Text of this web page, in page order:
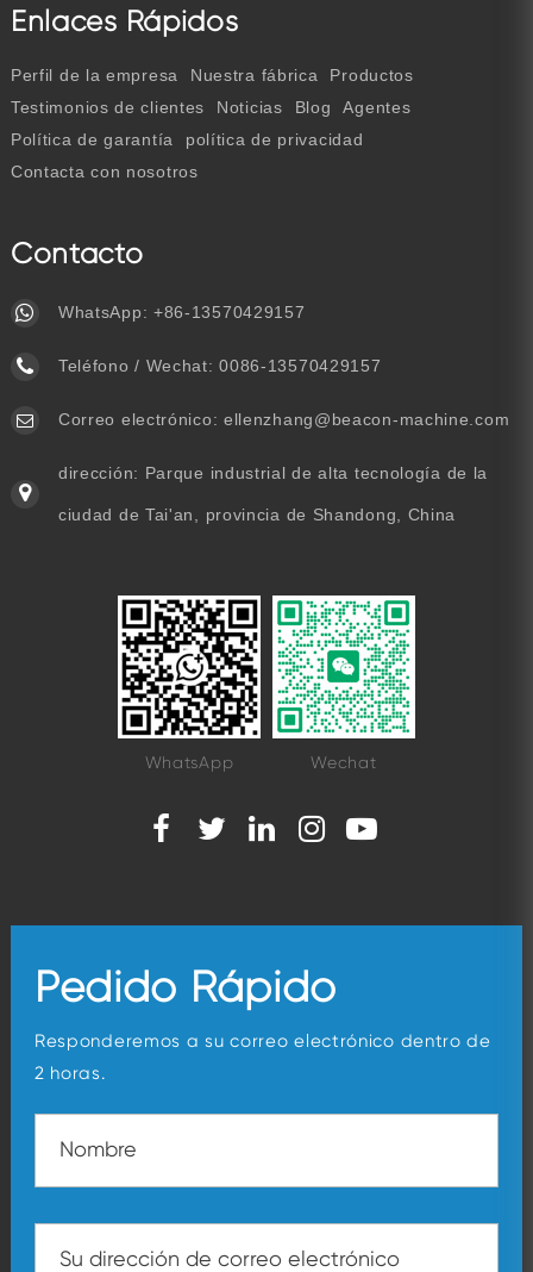
Enlaces Rápidos
Perfil de la empresa Nuestra fábrica
Productos
Testimonios de clientes
Noticias Blog
Agentes
Política de garantía
política de privacidad
Contacta con nosotros
Contacto
WhatsApp: +86-13570429157
Teléfono / Wechat:0086-13570429157
Correo electrónico: ellenzhang@beacon-machine.com
dirección: Parque industrial de alta tecnología de la
ciudad de Tai'an, provincia de Shandong, China
WhatsApp Wechat
Pedido Rápido
Responderemos a su correo electrónico dentro de
2 horas.